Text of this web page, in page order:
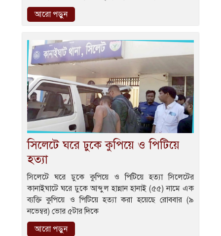
আরো পড়ুন
সিলেটে ঘরে ঢুকে কুপিয়ে ও পিটিয়ে
হত্যা
সিলেটে ঘরে ঢুকে কুপিয়ে ও পিটিয়ে হত্যা সিলেটের
কানাইঘাটে ঘরে ঢুকে আব্দুল হান্নান হানাই (৫৫) নামে এক
ব্যক্তি কুপিয়ে ও পিটিয়ে হত্যা করা হয়েছে রোববার (৯
নভেম্বর) ভোর ৫টার দিকে
আরো পড়ুন